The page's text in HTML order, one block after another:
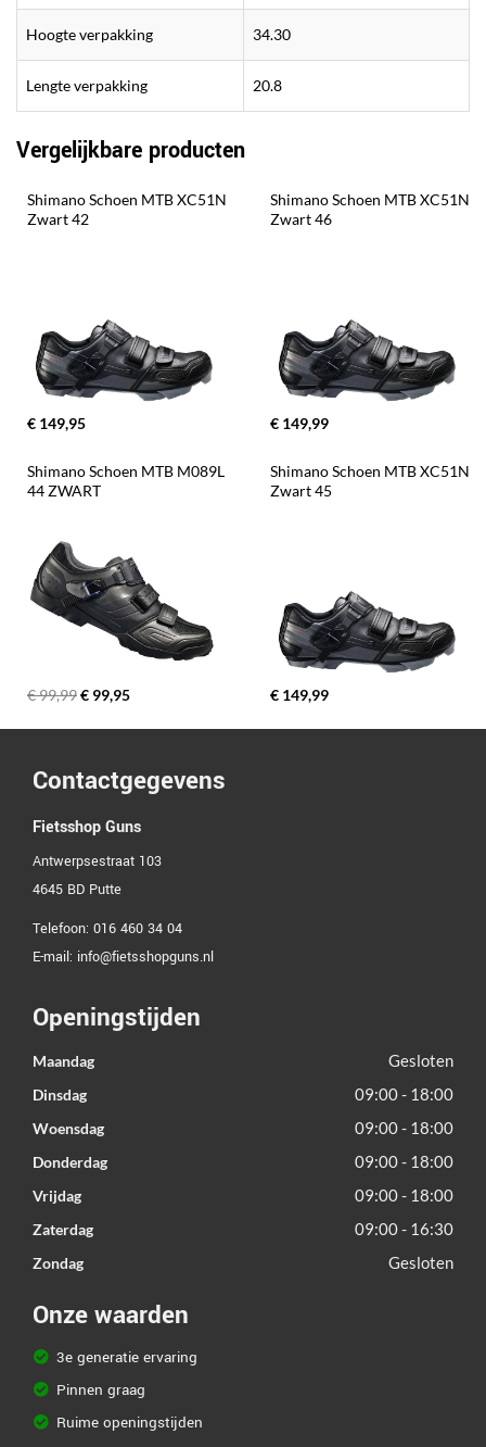
Hoogte verpakking 34.30
Lengte verpakking 20.8
Vergelijkbare producten
Shimano Schoen MTB XC51N
Zwart 42
€ 149,95
Shimano Schoen MTB XC51N
Zwart 46
€ 149,99
Shimano Schoen MTB M089L
44 ZWART
€ 99,99€ 99,95
Shimano Schoen MTB XC51N
Zwart 45
€ 149,99
Contactgegevens
Fietsshop Guns
Antwerpsestraat 103
4645 BD Putte
Telefoon: 016 460 34 04
E-mail: info@fietsshopguns.nl
Openingstijden
Maandag Gesloten
Dinsdag 09:00 - 18:00
Woensdag 09:00 - 18:00
Donderdag 09:00 - 18:00
Vrijdag 09:00 - 18:00
Zaterdag 09:00 - 16:30
Zondag Gesloten
Onze waarden
3e generatie ervaring
Pinnen graag
Ruime openingstijden